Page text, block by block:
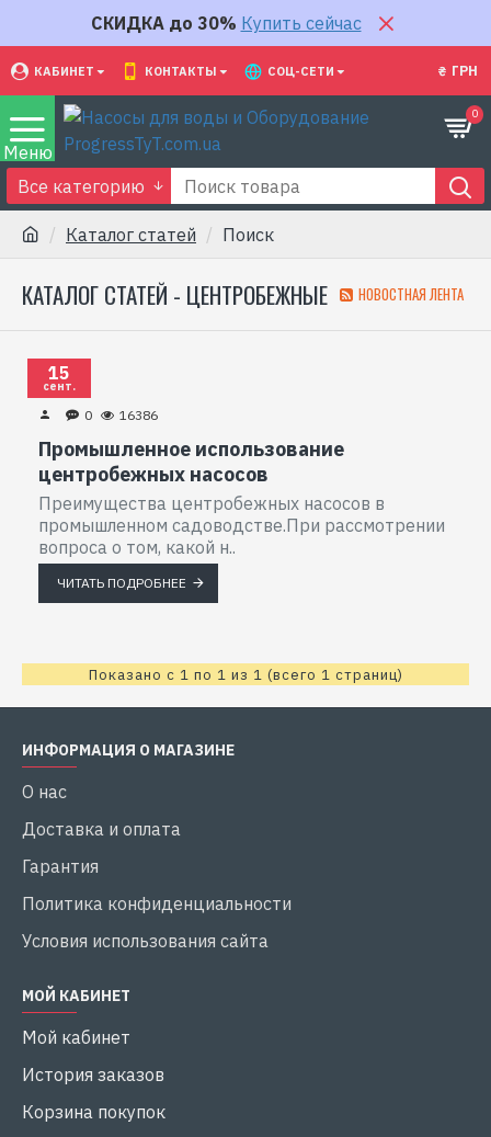
СКИДКА до 30% Купить сейчас
КАБИНЕТ КОНТАКТЫ СОЦ-СЕТИ ₴ ГРН
0
Все категорию
Каталог статей Поиск
КАТАЛОГ СТАТЕЙ - ЦЕНТРОБЕЖНЫЕ НОВОСТНАЯ ЛЕНТА
15
сент.
0 16386
Промышленное использование
центробежных насосов
Преимущества центробежных насосов в
промышленном садоводстве.При рассмотрении
вопроса о том, какой н..
ЧИТАТЬ ПОДРОБНЕЕ
Показано с 1 по 1 из 1 (всего 1 страниц)
ИНФОРМАЦИЯ О МАГАЗИНЕ
О нас
Доставка и оплата
Гарантия
Политика конфиденциальности
Условия использования сайта
МОЙ КАБИНЕТ
Мой кабинет
История заказов
Корзина покупок